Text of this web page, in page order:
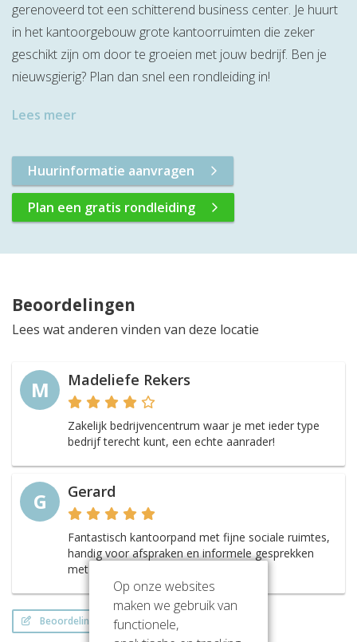
gerenoveerd tot een schitterend business center. Je huurt
in het kantoorgebouw grote kantoorruimten die zeker
geschikt zijn om door te groeien met jouw bedrijf. Ben je
nieuwsgierig? Plan dan snel een rondleiding in!
Lees meer
Huurinformatie aanvragen
Plan een gratis rondleiding
Beoordelingen
Lees wat anderen vinden van deze locatie
M Madeliefe Rekers
Zakelijk bedrijvencentrum waar je met ieder type
bedrijf terecht kunt, een echte aanrader!
G Gerard
Fantastisch kantoorpand met fijne sociale ruimtes,
handig voor afspraken en informele gesprekken
met collega's
Beoordeling schrijven
Op onze websites
maken we gebruik van
functionele,